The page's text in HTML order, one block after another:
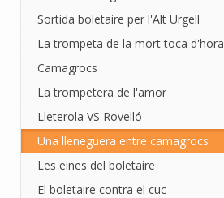
Sortida boletaire per l'Alt Urgell
La trompeta de la mort toca d'hora
Camagrocs
La trompetera de l'amor
Lleterola VS Rovelló
Una lleneguera entre camagrocs
Les eines del boletaire
El boletaire contra el cuc